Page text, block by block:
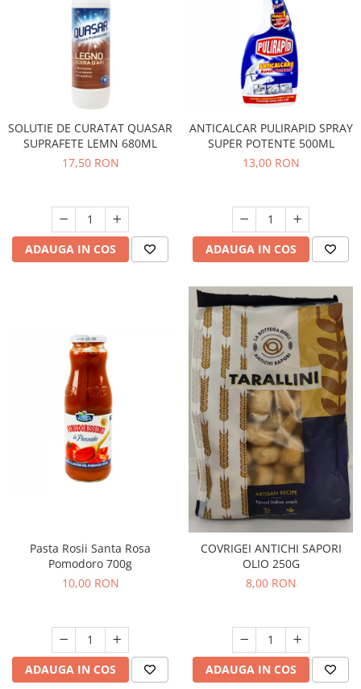
SOLUTIE DE CURATAT QUASAR
SUPRAFETE LEMN 680ML
17,50 RON
ADAUGA IN COS
ANTICALCAR PULIRAPID SPRAY
SUPER POTENTE 500ML
13,00 RON
ADAUGA IN COS
Pasta Rosii Santa Rosa
Pomodoro 700g
10,00 RON
ADAUGA IN COS
COVRIGEI ANTICHI SAPORI
OLIO 250G
8,00 RON
ADAUGA IN COS